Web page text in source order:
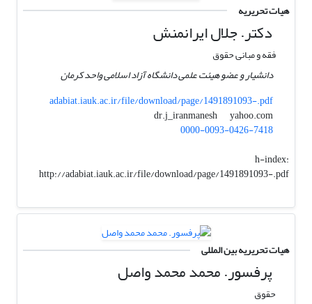
هیات تحریریه
دکتر. جلال ایرانمنش
فقه و مبانی حقوق
دانشیار و عضو هیئت علمی دانشگاه آزاد اسلامی واحد کرمان
adabiat.iauk.ac.ir/file/download/page/1491891093-.pdf
dr.j_iranmanesh
yahoo.com
0000-0093-0426-7418
h-index:
http://adabiat.iauk.ac.ir/file/download/page/1491891093-.pdf
هیات تحریریه بین المللی
پرفسور. محمد محمد واصل
حقوق